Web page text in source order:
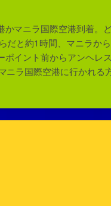
マニラ国際空港到着。
だと約1時間、マニラか
イント前からアンヘ
ラ国際空港に行かれる